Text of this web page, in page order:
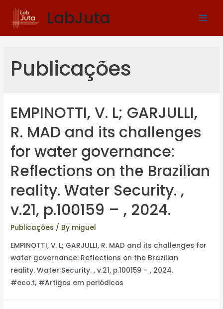
LabJuta
Publicações
EMPINOTTI, V. L; GARJULLI,
R. MAD and its challenges
for water governance:
Reflections on the Brazilian
reality. Water Security. ,
v.21, p.100159 – , 2024.
Publicações / By miguel
EMPINOTTI, V. L; GARJULLI, R. MAD and its challenges for
water governance: Reflections on the Brazilian
reality. Water Security. , v.21, p.100159 – , 2024.
#eco.t, #Artigos em periódicos